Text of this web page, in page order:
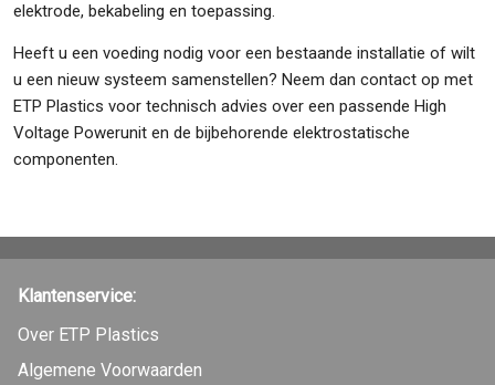
elektrode, bekabeling en toepassing.
Heeft u een voeding nodig voor een bestaande installatie of wilt
u een nieuw systeem samenstellen? Neem dan contact op met
ETP Plastics voor technisch advies over een passende High
Voltage Powerunit en de bijbehorende elektrostatische
componenten.
Klantenservice:
Over ETP Plastics
Algemene Voorwaarden